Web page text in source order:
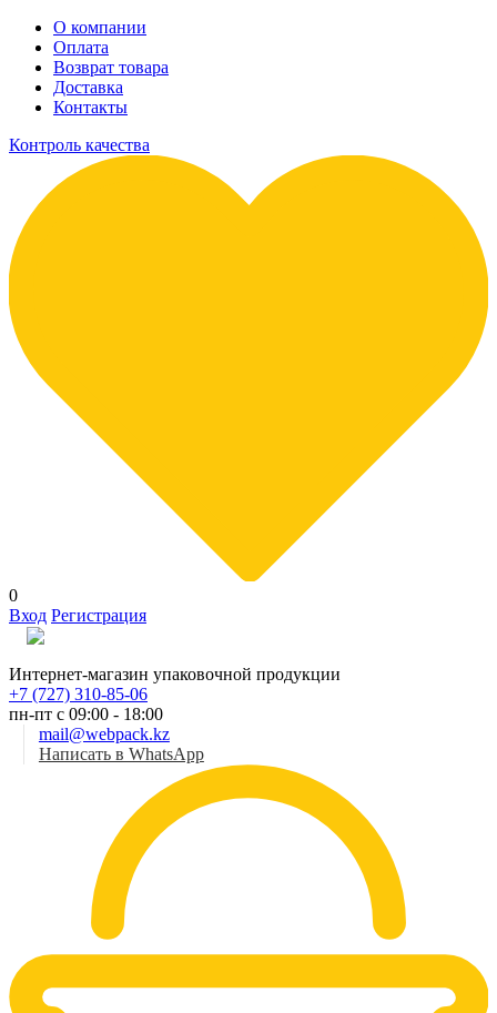
О компании
Оплата
Возврат товара
Доставка
Контакты
Контроль качества
0
Вход Регистрация
Интернет-магазин упаковочной продукции
+7 (727) 310-85-06
пн-пт с 09:00 - 18:00
mail@webpack.kz
Написать в WhatsApp